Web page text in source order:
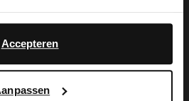
Accepteren
Graue Veloursleder-Sneaker